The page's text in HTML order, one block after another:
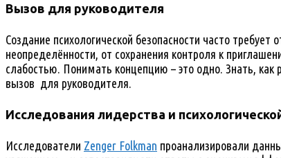
Вызов для руководителя
Создание психологической безопасности часто
неопределённости, от сохранения контроля к
слабостью. Понимать концепцию – это одно. Знать,
вызов для руководителя.
Исследования лидерства и
Исследователи Zenger Folkman проанализировали